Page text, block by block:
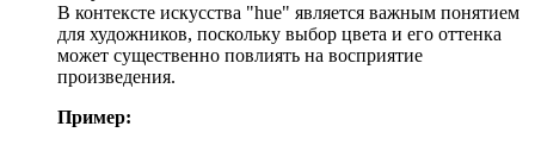
В контексте искусства "hue" является важным понятием
для художников, поскольку выбор цвета и его оттенка
может существенно повлиять на восприятие
произведения.
Пример: